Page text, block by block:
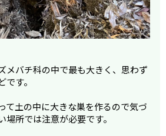
メバチ科の中で最も大きく、思わず
す。
て土の中に大きな巣を作るので気づ
場所では注意が必要です。